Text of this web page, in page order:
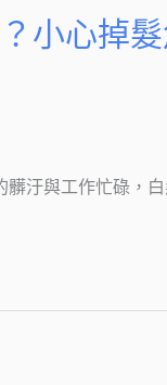
小心掉髮
汙與工作忙碌，